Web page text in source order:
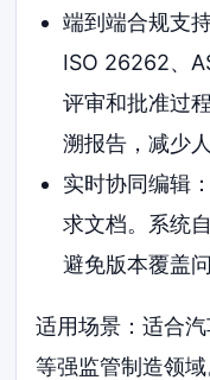
端到端合规支
ISO 26262、
评审和批准过
溯报告，减少
实时协同编辑
求文档。系统
避免版本覆盖问
适用场景：适合
等强监管制造领